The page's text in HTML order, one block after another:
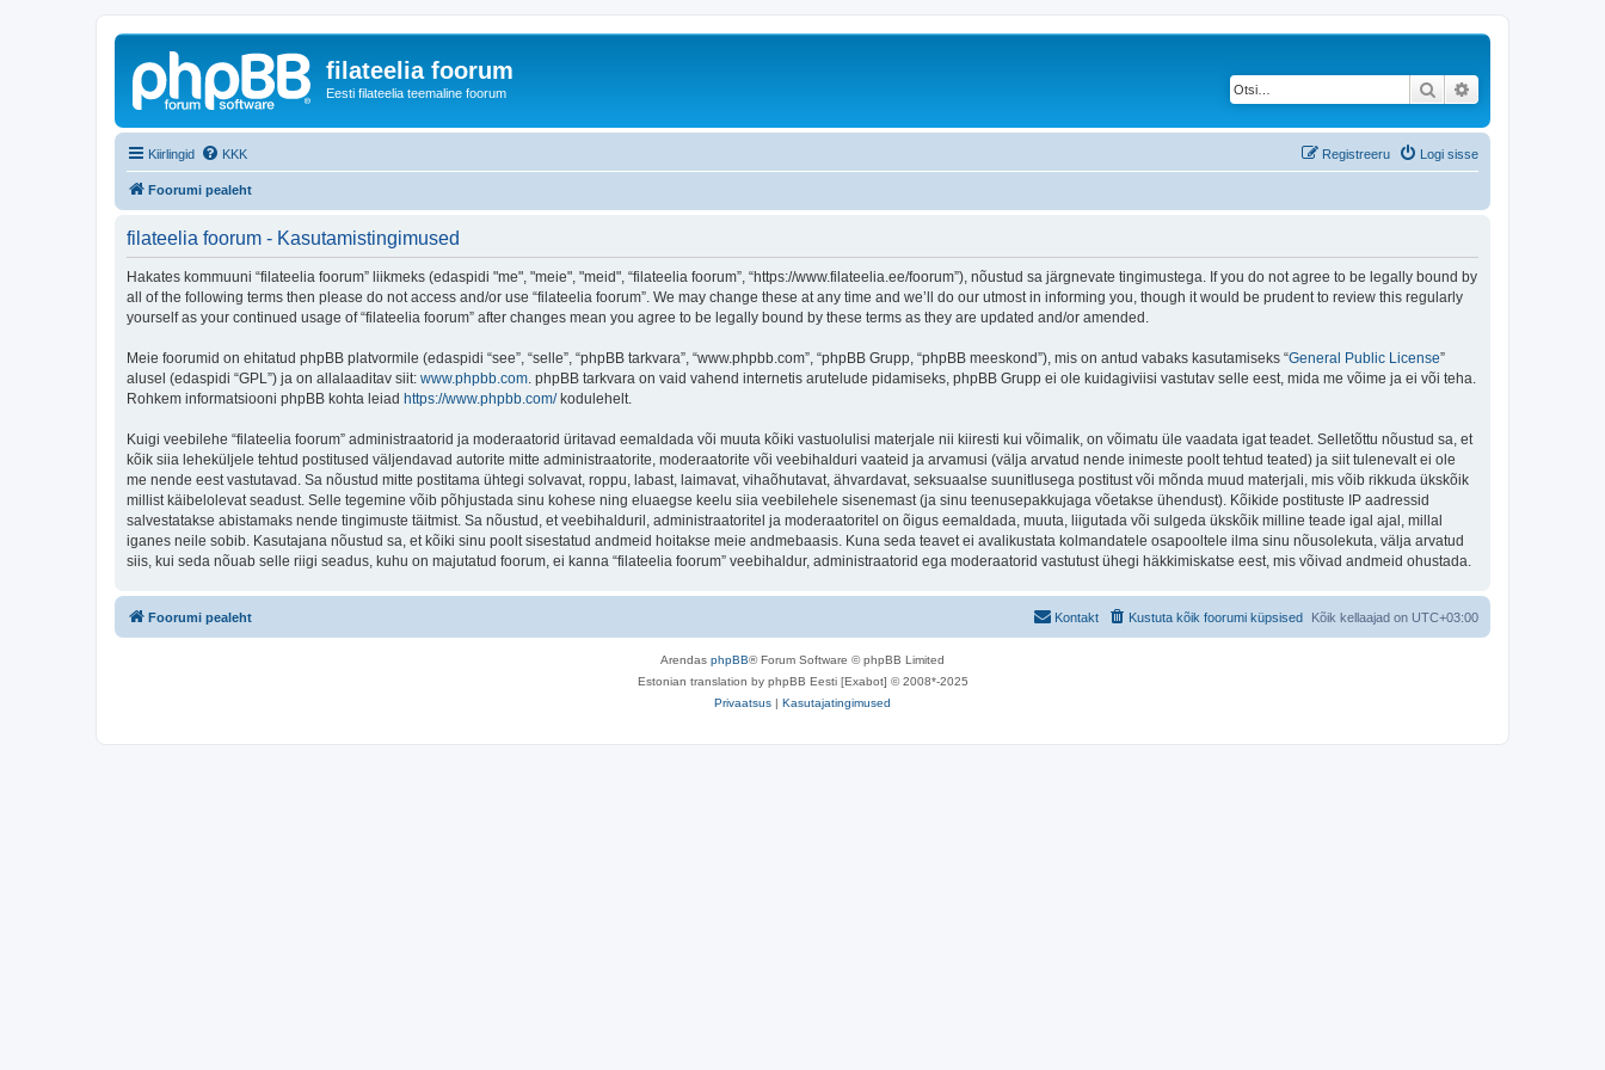
filateelia foorum
Eesti filateelia teemaline foorum Otsi
Kiirlingid KKK Logi sisse
Registreeru
Foorumi pealeht
filateelia foorum - Kasutamistingimused
Hakates kommuuni “filateelia foorum” liikmeks (edaspidi "me", "meie", "meid", “filateelia foorum”, “https://www.filateelia.ee/foorum”), nõustud sa järgnevate tingimustega. If you do not agree to be legally bound by
all of the following terms then please do not access and/or use “filateelia foorum”. We may change these at any time and we’ll do our utmost in informing you, though it would be prudent to review this regularly
yourself as your continued usage of “filateelia foorum” after changes mean you agree to be legally bound by these terms as they are updated and/or amended.
Meie foorumid on ehitatud phpBB platvormile (edaspidi “see”, “selle”, “phpBB tarkvara”, “www.phpbb.com”, “phpBB Grupp, “phpBB meeskond”), mis on antud vabaks kasutamiseks “General Public License”
alusel (edaspidi “GPL”) ja on allalaaditav siit: www.phpbb.com . phpBB tarkvara on vaid vahend internetis arutelude pidamiseks, phpBB Grupp ei ole kuidagiviisi vastutav selle eest, mida me võime ja ei või teha.
Rohkem informatsiooni phpBB kohta leiad https://www.phpbb.com/kodulehelt.
Kuigi veebilehe “filateelia foorum” administraatorid ja moderaatorid üritavad eemaldada või muuta kõiki vastuolulisi materjale nii kiiresti kui võimalik, on võimatu üle vaadata igat teadet. Selletõttu nõustud sa, et
kõik siia leheküljele tehtud postitused väljendavad autorite mitte administraatorite, moderaatorite või veebihalduri vaateid ja arvamusi (välja arvatud nende inimeste poolt tehtud teated) ja siit tulenevalt ei ole
me nende eest vastutavad. Sa nõustud mitte postitama ühtegi solvavat, roppu, labast, laimavat, vihaõhutavat, ähvardavat, seksuaalse suunitlusega postitust või mõnda muud materjali, mis võib rikkuda ükskõik
millist käibelolevat seadust. Selle tegemine võib põhjustada sinu kohese ning eluaegse keelu siia veebilehele sisenemast (ja sinu teenusepakkujaga võetakse ühendust). Kõikide postituste IP aadressid
salvestatakse abistamaks nende tingimuste täitmist. Sa nõustud, et veebihalduril, administraatoritel ja moderaatoritel on õigus eemaldada, muuta, liigutada või sulgeda ükskõik milline teade igal ajal, millal
iganes neile sobib. Kasutajana nõustud sa, et kõiki sinu poolt sisestatud andmeid hoitakse meie andmebaasis. Kuna seda teavet ei avalikustata kolmandatele osapooltele ilma sinu nõusolekuta, välja arvatud
siis, kui seda nõuab selle riigi seadus, kuhu on majutatud foorum, ei kanna “filateelia foorum” veebihaldur, administraatorid ega moderaatorid vastutust ühegi häkkimiskatse eest, mis võivad andmeid ohustada.
Foorumi pealeht Kõik kellaajad on UTC+03:00
Kustuta kõik foorumi küpsised
Kontakt
Arendas phpBB® Forum Software © phpBB Limited
Estonian translation by phpBB Eesti [Exabot] © 2008*-2025
Privaatsus | Kasutajatingimused